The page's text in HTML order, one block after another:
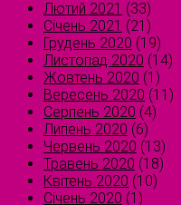
Лютий 2021 (33)
Січень 2021 (21)
Грудень 2020 (19)
Листопад 2020 (14)
Жовтень 2020 (1)
Вересень 2020 (11)
Серпень 2020 (4)
Липень 2020 (6)
Червень 2020 (13)
Травень 2020 (18)
Квітень 2020 (10)
Січень 2020 (1)